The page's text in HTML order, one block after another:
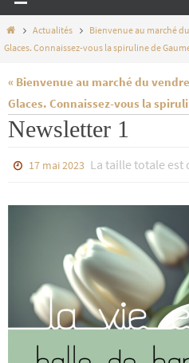
HomeActualités
Bienvenue au marché
Glaces. Connaissez-vous la spiruline de
« Bienvenue au marché du
Glaces. Connaissez-vous la
Newsletter 1
17 mai 2023 La taille totale est